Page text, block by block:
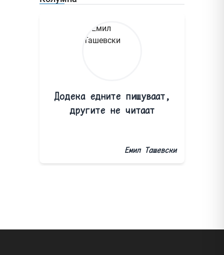
Додека едните пишуваат,
другите не читаат
Емил Ташевски